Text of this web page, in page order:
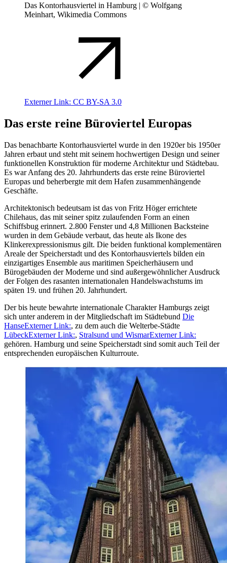
Das Kontorhausviertel in Hamburg | © Wolfgang
Meinhart, Wikimedia Commons
Externer Link: CC BY-SA 3.0
Das erste reine Büroviertel Europas
Das benachbarte Kontorhausviertel wurde in den 1920er bis 1950er
Jahren erbaut und steht mit seinem hochwertigen Design und seiner
funktionellen Konstruktion für moderne Architektur und Städtebau.
Es war Anfang des 20. Jahrhunderts das erste reine Büroviertel
Europas und beherbergte mit dem Hafen zusammenhängende
Geschäfte.
Architektonisch bedeutsam ist das von Fritz Höger errichtete
Chilehaus, das mit seiner spitz zulaufenden Form an einen
Schiffsbug erinnert. 2.800 Fenster und 4,8 Millionen Backsteine
wurden in dem Gebäude verbaut, das heute als Ikone des
Klinkerexpressionismus gilt. Die beiden funktional komplementären
Areale der Speicherstadt und des Kontorhausviertels bilden ein
einzigartiges Ensemble aus maritimen Speicherhäusern und
Bürogebäuden der Moderne und sind außergewöhnlicher Ausdruck
der Folgen des rasanten internationalen Handelswachstums im
späten 19. und frühen 20. Jahrhundert.
Der bis heute bewahrte internationale Charakter Hamburgs zeigt
sich unter anderem in der Mitgliedschaft im Städtebund Die
HanseExterner Link:, zu dem auch die Welterbe-Städte
LübeckExterner Link:, Stralsund und WismarExterner Link:
gehören. Hamburg und seine Speicherstadt sind somit auch Teil der
entsprechenden europäischen Kulturroute.